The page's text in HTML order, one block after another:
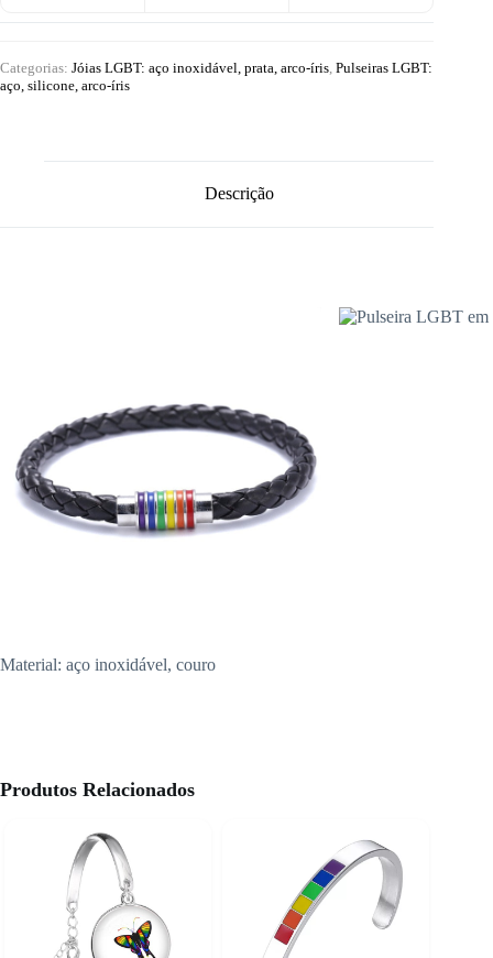
Categorias: Jóias LGBT: aço inoxidável, prata, arco-íris Pulseiras LGBT:
aço, silicone, arco-íris
Descrição
Material: aço inoxidável, couro
Produtos Relacionados